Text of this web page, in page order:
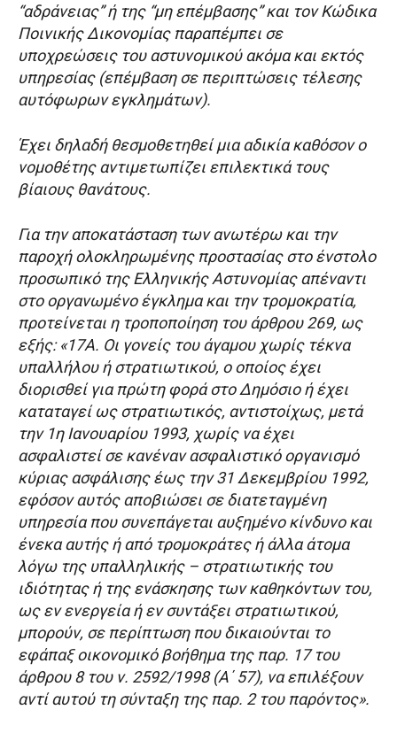
“αδράνειας” ή της “μη επέμβασης” και τον Κώδικα
Ποινικής Δικονομίας παραπέμπει σε
υποχρεώσεις του αστυνομικού ακόμα και εκτός
υπηρεσίας (επέμβαση σε περιπτώσεις τέλεσης
αυτόφωρων εγκλημάτων).
Έχει δηλαδή θεσμοθετηθεί μια αδικία καθόσον ο
νομοθέτης αντιμετωπίζει επιλεκτικά τους
βίαιους θανάτους.
Για την αποκατάσταση των ανωτέρω και την
παροχή ολοκληρωμένης προστασίας στο ένστολο
προσωπικό της Ελληνικής Αστυνομίας απέναντι
στο οργανωμένο έγκλημα και την τρομοκρατία,
προτείνεται η τροποποίηση του άρθρου 269, ως
εξής: «17Α. Οι γονείς του άγαμου χωρίς τέκνα
υπαλλήλου ή στρατιωτικού, ο οποίος έχει
διορισθεί για πρώτη φορά στο Δημόσιο ή έχει
καταταγεί ως στρατιωτικός, αντιστοίχως, μετά
την 1η Ιανουαρίου 1993, χωρίς να έχει
ασφαλιστεί σε κανέναν ασφαλιστικό οργανισμό
κύριας ασφάλισης έως την 31 Δεκεμβρίου 1992,
εφόσον αυτός αποβιώσει σε διατεταγμένη
υπηρεσία που συνεπάγεται αυξημένο κίνδυνο και
ένεκα αυτής ή από τρομοκράτες ή άλλα άτομα
λόγω της υπαλληλικής – στρατιωτικής του
ιδιότητας ή της ενάσκησης των καθηκόντων του,
ως εν ενεργεία ή εν συντάξει στρατιωτικού,
μπορούν, σε περίπτωση που δικαιούνται το
εφάπαξ οικονομικό βοήθημα της παρ. 17 του
άρθρου 8 του ν. 2592/1998 (Α΄ 57), να επιλέξουν
αντί αυτού τη σύνταξη της παρ. 2 του παρόντος».